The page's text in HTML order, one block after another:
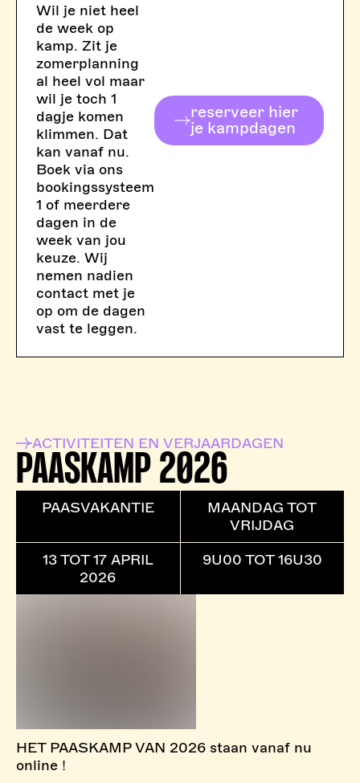
Wil je niet heel
de week op
kamp. Zit je
zomerplanning
al heel vol maar
wil je toch 1
dagje komen
klimmen. Dat
kan vanaf nu.
Boek via ons
bookingssysteem
1 of meerdere
dagen in de
week van jou
keuze. Wij
nemen nadien
contact met je
op om de dagen
vast te leggen.
reserveer hier
je kampdagen
ACTIVITEITEN EN VERJAARDAGEN
PAASKAMP 2026
PAASVAKANTIE
MAANDAG TOT
VRIJDAG
13 TOT 17 APRIL
2026
9U00 TOT 16U30
HET PAASKAMP VAN 2026 staan vanaf nu
online !